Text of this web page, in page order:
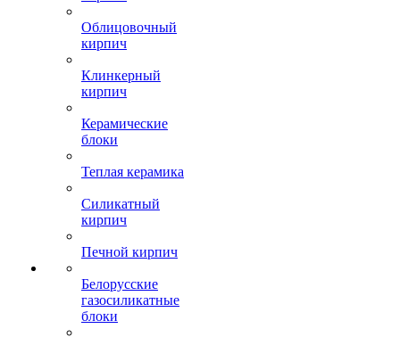
Облицовочный
кирпич
Клинкерный
кирпич
Керамические
блоки
Теплая керамика
Силикатный
кирпич
Печной кирпич
Белорусские
газосиликатные
блоки